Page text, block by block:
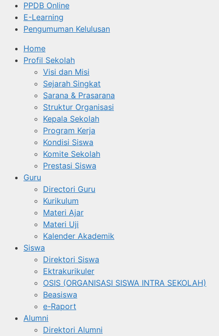
PPDB Online
E-Learning
Pengumuman Kelulusan
Home
Profil Sekolah
Visi dan Misi
Sejarah Singkat
Sarana & Prasarana
Struktur Organisasi
Kepala Sekolah
Program Kerja
Kondisi Siswa
Komite Sekolah
Prestasi Siswa
Guru
Directori Guru
Kurikulum
Materi Ajar
Materi Uji
Kalender Akademik
Siswa
Direktori Siswa
Ektrakurikuler
OSIS (ORGANISASI SISWA INTRA SEKOLAH)
Beasiswa
e-Raport
Alumni
Direktori Alumni